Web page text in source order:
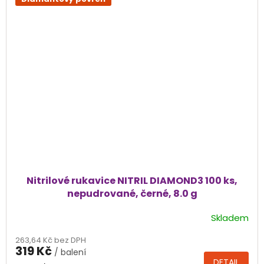
Nitrilové rukavice NITRIL DIAMOND3 100 ks,
nepudrované, černé, 8.0 g
produktu
je
Skladem
263,64 Kč bez DPH
319 Kč / balení